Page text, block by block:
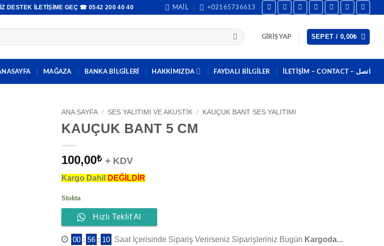
DESTEK İLETIŞIME GEÇ ☎ 0542 200 40 40 MAIL +02165736613
GIRIŞ YAP SEPET / 0,00₺
MAĞAZA BANKA BİLGİLERİ HAKKIMIZDA FAYDALI BILGILER İLETİŞİM – CONTACT – اتصل
ANA SAYFA / SES YALITIMI VE AKUSTIK / KAUÇUK BANT SES YALITIMI
KAUÇUK BANT 5 CM
100,00₺ + KDV
Kargo Dahil DEĞİLDİR
Stokta
Hızlı Teklif Al
00 : 56 : 10 Saat İçerisinde Sipariş Verirseniz Siparişleriniz Bugün Kargoda...